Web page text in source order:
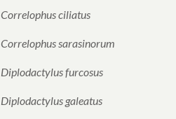
Correlophus ciliatus
Correlophus sarasinorum
Diplodactylus furcosus
Diplodactylus galeatus